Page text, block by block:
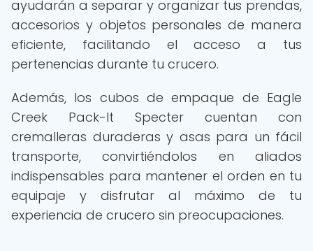
ayudarán a separar y organizar tus prendas,
accesorios y objetos personales de manera
eficiente, facilitando el acceso a tus
pertenencias durante tu crucero.
Además, los cubos de empaque de Eagle
Creek Pack-It Specter cuentan con
cremalleras duraderas y asas para un fácil
transporte, convirtiéndolos en aliados
indispensables para mantener el orden en tu
equipaje y disfrutar al máximo de tu
experiencia de crucero sin preocupaciones.